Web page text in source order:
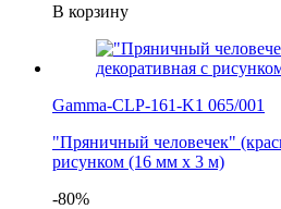
В корзину
Gamma-CLP-161-K1 065/001
"Пряничный человечек"
рисунком (16 мм х 3 м)
-80%